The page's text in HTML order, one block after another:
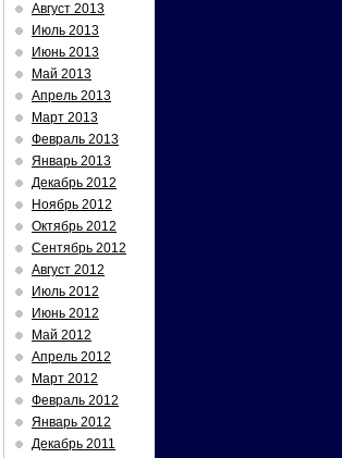
Август 2013
Июль 2013
Июнь 2013
Май 2013
Апрель 2013
Март 2013
Февраль 2013
Январь 2013
Декабрь 2012
Ноябрь 2012
Октябрь 2012
Сентябрь 2012
Август 2012
Июль 2012
Июнь 2012
Май 2012
Апрель 2012
Март 2012
Февраль 2012
Январь 2012
Декабрь 2011